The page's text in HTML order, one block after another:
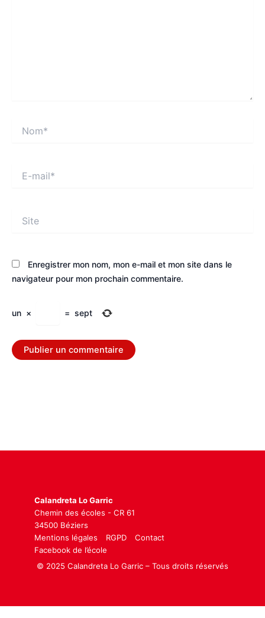
mail*
Enregistrer mon nom, mon e-mail et mon site dans le
navigateur pour mon prochain commentaire.
un × = sept
Calandreta Lo Garric
Chemin des écoles - CR 61
34500 Béziers
Mentions légales
RGPD
Contact
Facebook de l’école
© 2025 Calandreta Lo Garric – Tous droits réservés